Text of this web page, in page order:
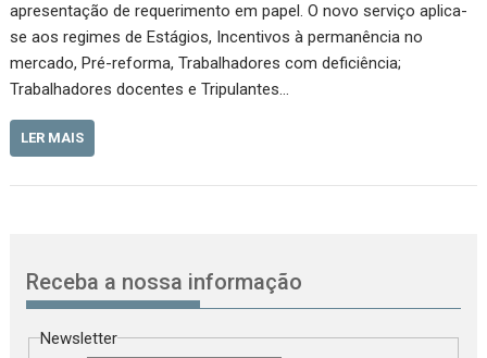
apresentação de requerimento em papel. O novo serviço aplica-
se aos regimes de Estágios, Incentivos à permanência no
mercado, Pré-reforma, Trabalhadores com deficiência;
Trabalhadores docentes e Tripulantes…
LER MAIS
Receba a nossa informação
Newsletter